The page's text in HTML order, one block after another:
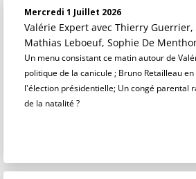
Mercredi 1 Juillet 2026
Valérie Expert avec Thierry Guerrier,
Mathias Leboeuf, Sophie De
Un menu consistant ce matin autour de
politique de la canicule ; Bruno Retailleau
l'élection présidentielle; Un congé parental
de la natalité ?